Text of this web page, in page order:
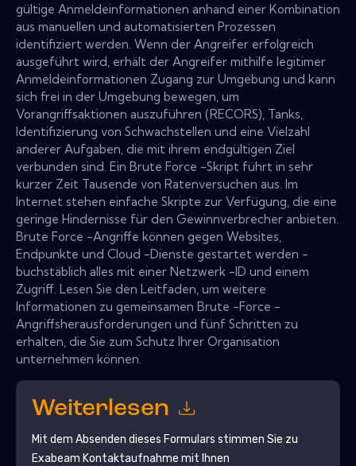
gültige Anmeldeinformationen anhand einer Kombination
aus manuellen und automatisierten Prozessen
identifiziert werden. Wenn der Angreifer erfolgreich
ausgeführt wird, erhält der Angreifer mithilfe legitimer
Anmeldeinformationen Zugang zur Umgebung und kann
sich frei in der Umgebung bewegen, um
Vorangriffsaktionen auszuführen (RECORS), Tanks,
Identifizierung von Schwachstellen und eine Vielzahl
anderer Aufgaben, die mit ihrem endgültigen Ziel
verbunden sind. Ein Brute Force -Skript führt in sehr
kurzer Zeit Tausende von Ratenversuchen aus. Im
Internet stehen einfache Skripte zur Verfügung, die eine
geringe Hindernisse für den Gewinnverbrecher anbieten.
Brute Force -Angriffe können gegen Websites,
Endpunkte und Cloud -Dienste gestartet werden -
buchstäblich alles mit einer Netzwerk -ID und einem
Zugriff. Lesen Sie den Leitfaden, um weitere
Informationen zu gemeinsamen Brute -Force -
Angriffsherausforderungen und fünf Schritten zu
erhalten, die Sie zum Schutz Ihrer Organisation
unternehmen können.
Weiterlesen
Mit dem Absenden dieses Formulars stimmen Sie zu
Exabeam Kontaktaufnahme mit Ihnen